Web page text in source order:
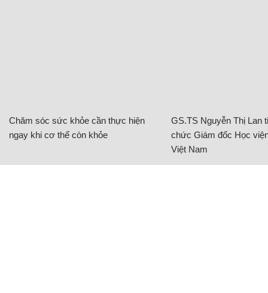
Chăm sóc sức khỏe cần thực hiện
ngay khi cơ thể còn khỏe
GS.TS Nguyễn Thị Lan
chức Giám đốc Học
Việt Nam